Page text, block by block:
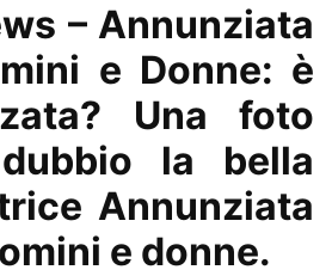
– Annunziata
e Donne: è
Una foto
la bella
Annunziata
e donne.